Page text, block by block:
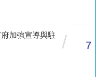
加強宣導與駐
/ 7